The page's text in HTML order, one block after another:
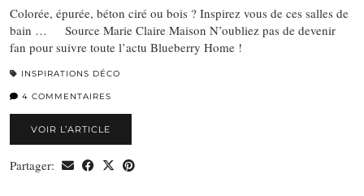
Colorée, épurée, béton ciré ou bois ? Inspirez vous de ces salles de
bain … Source Marie Claire Maison N’oubliez pas de devenir
fan pour suivre toute l’actu Blueberry Home !
INSPIRATIONS DÉCO
4 COMMENTAIRES
VOIR L’ARTICLE
Partager: